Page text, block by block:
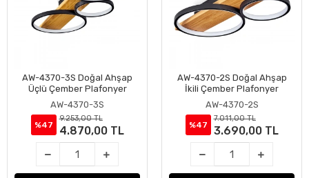
Sepete Ekle
AW-4370-3S Doğal Ahşap
Üçlü Çember Plafonyer
AW-4370-3S
%47
9.253,00 TL
4.870,00 TL
Sepete Ekle
AW-4370-2S Doğal Ahşap
İkili Çember Plafonyer
AW-4370-2S
%47
7.011,00 TL
3.690,00 TL